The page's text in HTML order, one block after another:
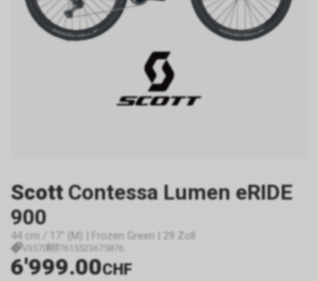
Scott Contessa Lumen eRIDE
900
44 cm / 17" (M) | Frozen Green | 29 Zoll
V3570 7615523675876
6'999.00CHF